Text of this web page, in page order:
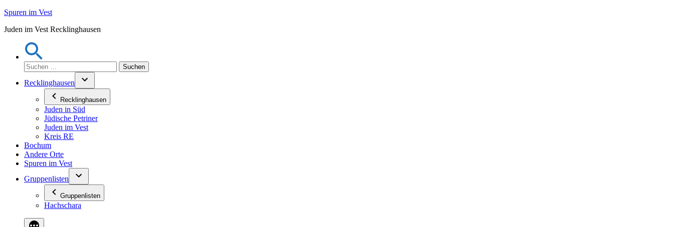
Zum
springen
Spuren im Vest
Juden im Vest Recklinghausen
Suchen
nach:
Recklinghausen
Recklinghausen
Juden in Süd
Jüdische Petriner
Juden im Vest
Kreis RE
Bochum
Andere Orte
Spuren im Vest
Gruppenlisten
Gruppenlisten
Hachschara